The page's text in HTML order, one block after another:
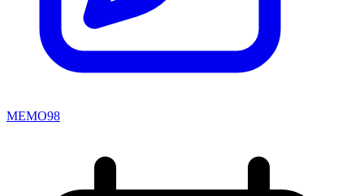
MEMO98